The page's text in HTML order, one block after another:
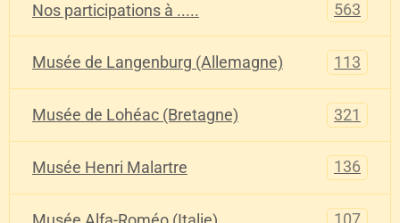
Nos participations à ..... 563
Musée de Langenburg (Allemagne) 113
Musée de Lohéac (Bretagne) 321
Musée Henri Malartre 136